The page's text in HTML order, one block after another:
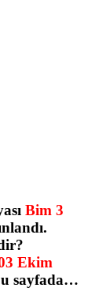
Bim 3
Ekim
sayfada…